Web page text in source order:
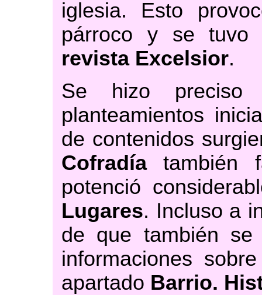
iglesia. Esto
párroco y se tuvo
revista Excelsior.
Se hizo
planteamientos
de contenidos
Cofradíatambién
potenció
Lugares. Incluso a
de que también
informaciones
apartado Barrio.